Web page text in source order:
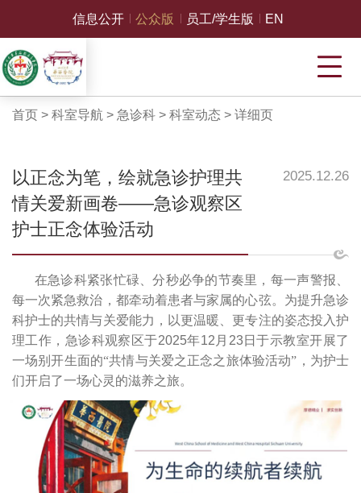
信息公开 公众版 员工/学生版 EN
首页 > 科室导航> 急诊科> 科室动态 > 详细页
以正念为笔，绘就急诊护理共
情关爱新画卷——急诊观察区
护士正念体验活动
2025.12.26
在急诊科紧张忙碌、分秒必争的节奏里，每一声警报、
每一次紧急救治，都牵动着患者与家属的心弦。为提升急诊
科护士的共情与关爱能力，以更温暖、更专注的姿态投入护
理工作，急诊科观察区于2025年12 月 23 日于示教室开展了
一场别开生面的“共情与关爱之正念之旅体验活动”，为护士
们开启了一场心灵的滋养之旅。